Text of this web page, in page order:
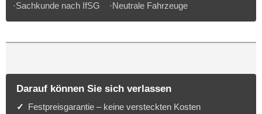
·Sachkunde nach IfSG ·Neutrale Fahrzeuge
Darauf können Sie sich verlassen
Festpreisgarantie – keine versteckten Kosten